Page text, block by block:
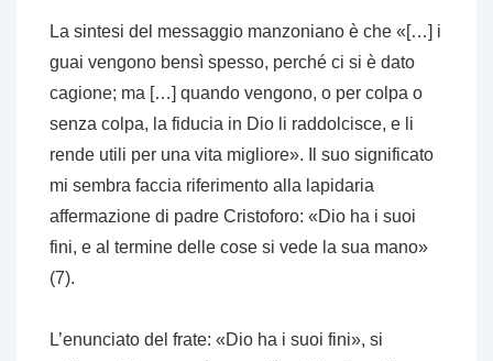
La sintesi del messaggio manzoniano è che «[…] i
guai vengono bensì spesso, perché ci si è dato
cagione; ma […] quando vengono, o per colpa o
senza colpa, la fiducia in Dio li raddolcisce, e li
rende utili per una vita migliore». Il suo significato
mi sembra faccia riferimento alla lapidaria
affermazione di padre Cristoforo: «Dio ha i suoi
fini, e al termine delle cose si vede la sua mano»
(7).
L’enunciato del frate: «Dio ha i suoi fini», si